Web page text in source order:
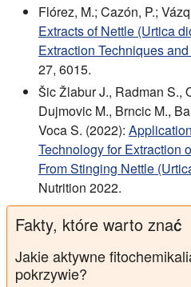
Flórez, M.; Cazón, P.;
Extracts of Nettle (Urtica
Extraction Techniques
27, 6015.
Šic Žlabur J., Radman S.,
Dujmovic M., Brncic M.,
Voca S. (2022):
Technology for Extraction
From Stinging Nettle
Nutrition 2022.
Fakty, które warto znać
Jakie aktywne
pokrzywie?